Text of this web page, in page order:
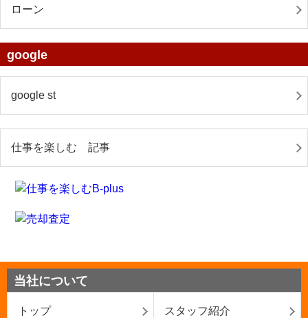
ローン
google
google st
仕事を楽しむ 記事
当社について
トップ スタッフ紹介